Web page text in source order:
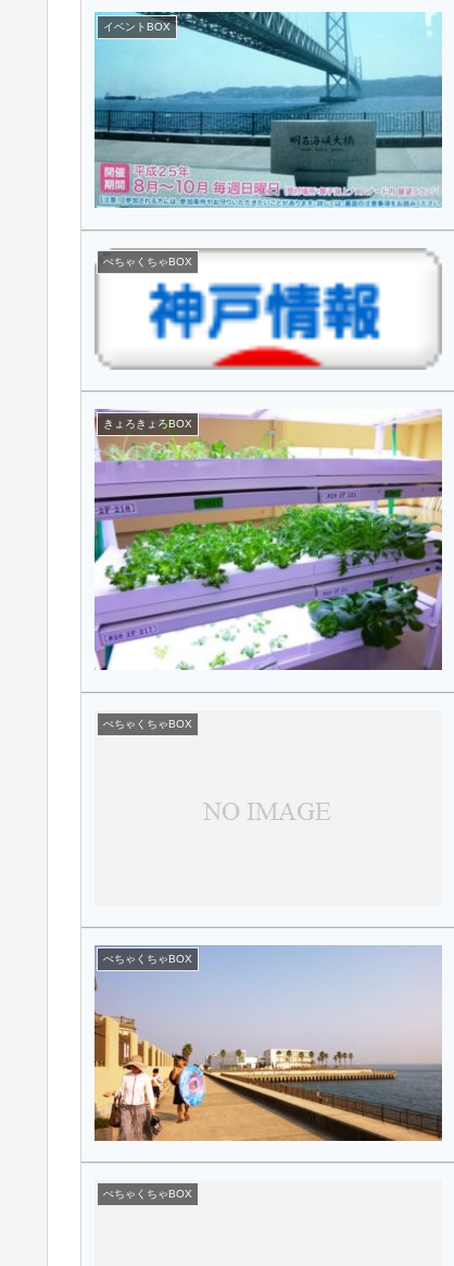
イベントBOX
ぺちゃくちゃBOX
きょろきょろBOX
ぺちゃくちゃBOX
ぺちゃくちゃBOX
ぺちゃくちゃBOX